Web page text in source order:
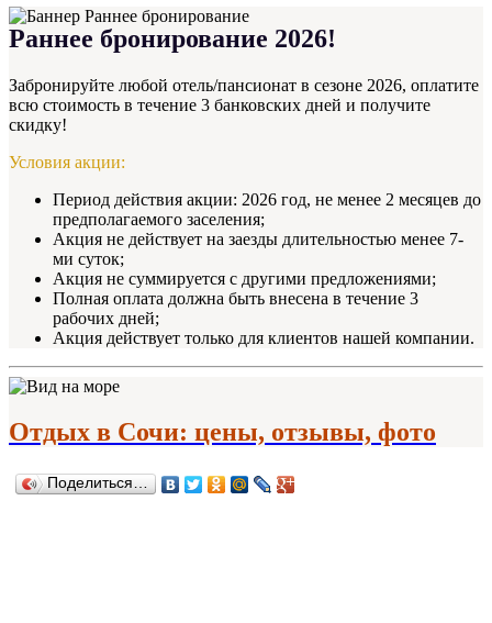
Раннее бронирование 2026!
Забронируйте любой отель/пансионат в сезоне 2026, оплатите
всю стоимость в течение 3 банковских дней и получите
скидку!
Условия акции:
Период действия акции: 2026 год, не менее 2 месяцев до
предполагаемого заселения;
Акция не действует на заезды длительностью менее 7-
ми суток;
Акция не суммируется с другими предложениями;
Полная оплата должна быть внесена в течение 3
рабочих дней;
Акция действует только для клиентов нашей компании.
Отдых в Сочи: цены, отзывы, фото
Поделиться…